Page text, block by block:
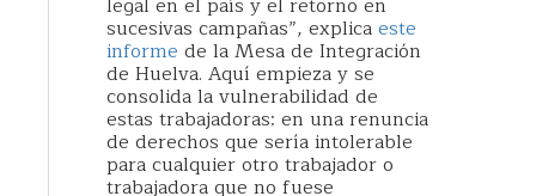
sucesivas campañas”, explicaeste
informe de la Mesa de Integración
de Huelva. Aquí empieza y se
consolida la vulnerabilidad de
estas trabajadoras: en una renuncia
de derechos que sería intolerable
para cualquier otro trabajador o
trabajadora que no fuese